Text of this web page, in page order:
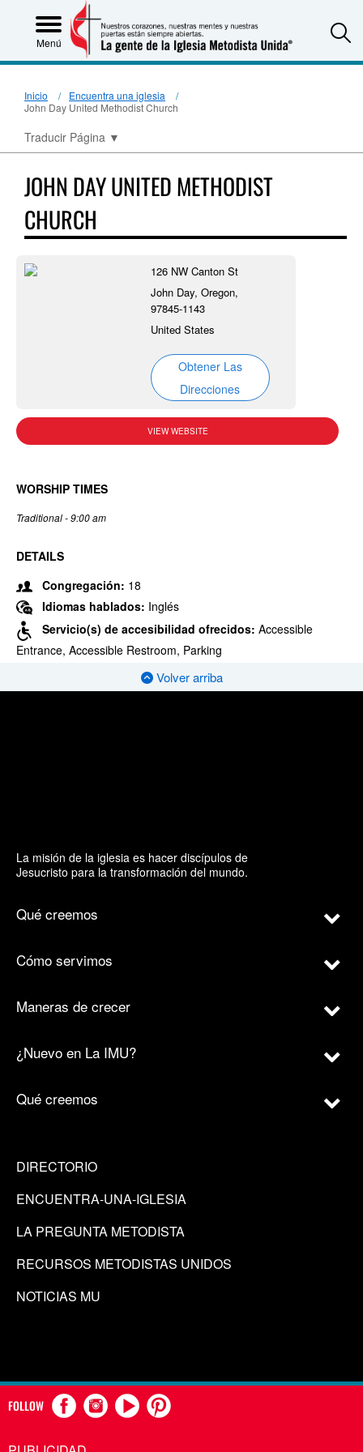
Menú
Inicio
Encuentra una iglesia
John Day United Methodist Church
Traducir Página ▼
JOHN DAY UNITED METHODIST
CHURCH
126 NW Canton St
John Day, Oregon,
97845-1143
United States
Obtener Las
Direcciones
VIEW WEBSITE
WORSHIP TIMES
Traditional - 9:00 am
DETAILS
Congregación: 18
Idiomas hablados: Inglés
Servicio(s) de accesibilidad ofrecidos: Accessible
Entrance, Accessible Restroom, Parking
Volver arriba
La misión de la iglesia es hacer discípulos de
Jesucristo para la transformación del mundo.
Qué creemos
Cómo servimos
Maneras de crecer
¿Nuevo en La IMU?
Qué creemos
DIRECTORIO
ENCUENTRA-UNA-IGLESIA
LA PREGUNTA METODISTA
RECURSOS METODISTAS UNIDOS
NOTICIAS MU
FOLLOW